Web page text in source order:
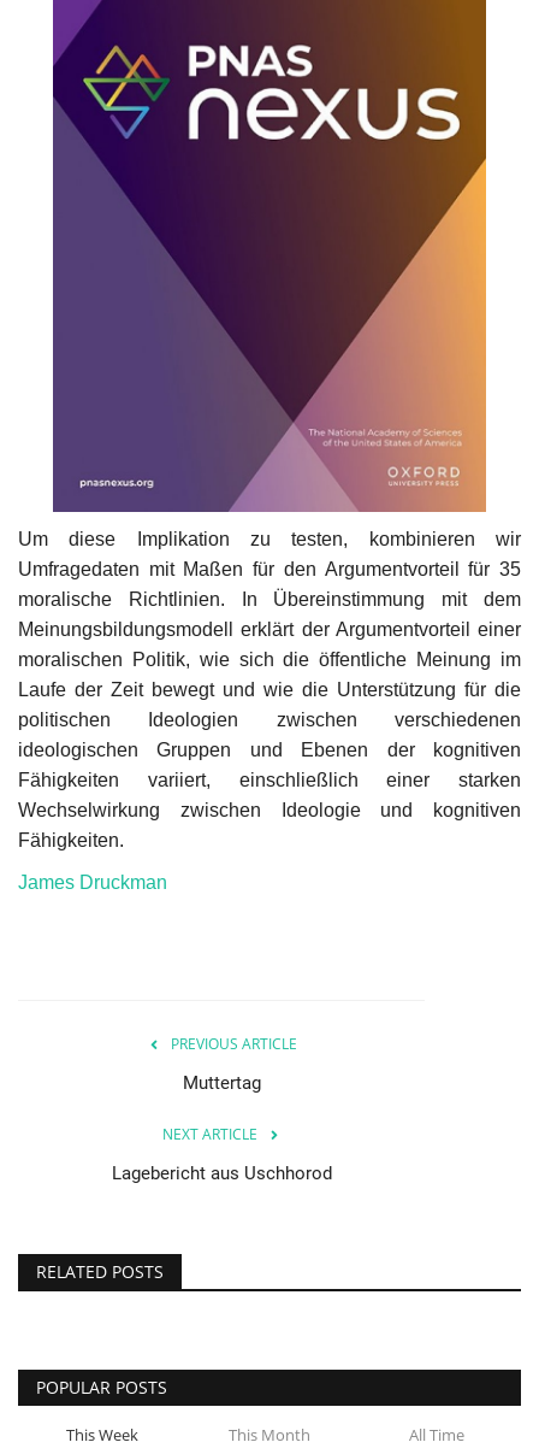
Lasst uns erinnern †
Language
Magyar Deutsch English
Um diese Implikation zu testen, kombinieren wir
Umfragedaten mit Maßen für den Argumentvorteil für 35
moralische Richtlinien. In Übereinstimmung mit dem
Meinungsbildungsmodell erklärt der Argumentvorteil einer
moralischen Politik, wie sich die öffentliche Meinung im
Laufe der Zeit bewegt und wie die Unterstützung für die
politischen Ideologien zwischen verschiedenen
ideologischen Gruppen und Ebenen der kognitiven
Fähigkeiten variiert, einschließlich einer starken
Wechselwirkung zwischen Ideologie und kognitiven
Fähigkeiten.
James Druckman
PREVIOUS ARTICLE
Muttertag
NEXT ARTICLE
Lagebericht aus Uschhorod
RELATED POSTS
POPULAR POSTS
This Week This Month All Time